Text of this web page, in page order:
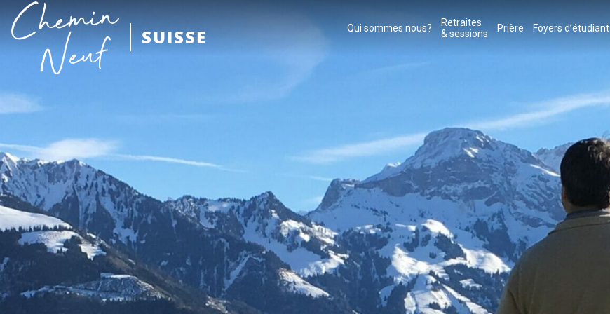
SUISSE Qui sommes nous?
Retraites
& sessions
Prière Foyers d’étudiant